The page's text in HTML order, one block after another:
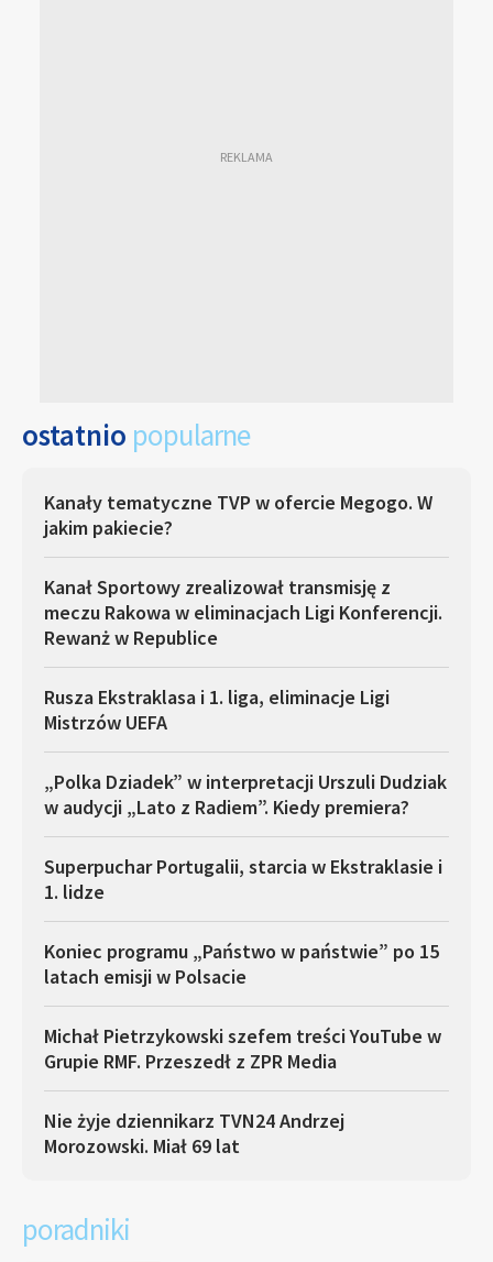
ostatnio popularne
Kanały tematyczne TVP w ofercie Megogo. W
jakim pakiecie?
Kanał Sportowy zrealizował transmisję z
meczu Rakowa w eliminacjach Ligi Konferencji.
Rewanż w Republice
Rusza Ekstraklasa i 1. liga, eliminacje Ligi
Mistrzów UEFA
„Polka Dziadek” w interpretacji Urszuli Dudziak
w audycji „Lato z Radiem”. Kiedy premiera?
Superpuchar Portugalii, starcia w Ekstraklasie i
1. lidze
Koniec programu „Państwo w państwie” po 15
latach emisji w Polsacie
Michał Pietrzykowski szefem treści YouTube w
Grupie RMF. Przeszedł z ZPR Media
Nie żyje dziennikarz TVN24 Andrzej
Morozowski. Miał 69 lat
poradniki